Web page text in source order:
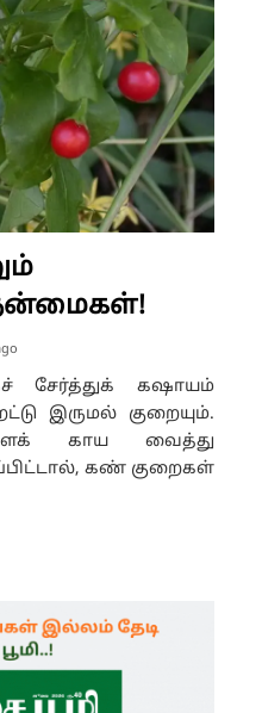
சேர்த்துக் கஷாயம்
இருமல் குறையும்.
காய வைத்து
கண் குறைகள்